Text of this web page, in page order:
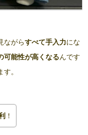
ながらすべて手入力にな
可能性が高くなるんです
。
！